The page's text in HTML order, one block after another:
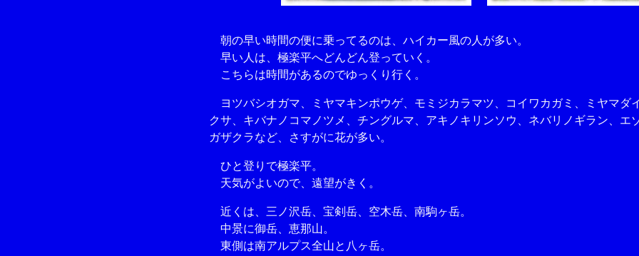
朝の早い時間の便に乗ってるのは、ハイカー風の人が多い。
早い人は、極楽平へどんどん登っていく。
こちらは時間があるのでゆっくり行く。
ヨツバシオガマ、ミヤマキンポウゲ、モミジカラマツ、コイワカガミ、ミヤマダ
クサ、キバナノコマノツメ、チングルマ、アキノキリンソウ、ネバリノギラン、エ
ガザクラなど、さすがに花が多い。
ひと登りで極楽平。
天気がよいので、遠望がきく。
近くは、三ノ沢岳、宝剣岳、空木岳、南駒ヶ岳。
中景に御岳、恵那山。
東側は南アルプス全山と八ヶ岳。